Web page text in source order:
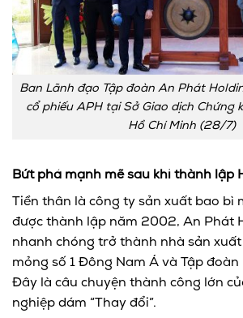
Ban Lãnh đạo Tập đoàn An Phát
cổ phiếu APH tại Sở Giao dịch Chứng
Hồ Chí Minh (28/7)
Bứt phá mạnh mẽ sau khi thành lập
Tiền thân là công ty sản xuất bao bì
được thành lập năm 2002, An Phát
nhanh chóng trở thành nhà sản
mỏng số 1 Đông Nam Á và Tập
Đây là câu chuyện thành công lớn
nghiệp dám “Thay đổi”.